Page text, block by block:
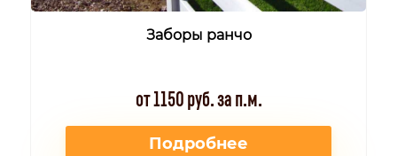
Заборы ранчо
от 1150 руб. за п.м.
Подробнее